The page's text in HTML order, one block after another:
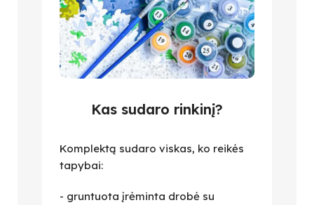
Kas sudaro rinkinį?
Komplektą sudaro viskas, ko reikės
tapybai:
- gruntuota įrėminta drobė su